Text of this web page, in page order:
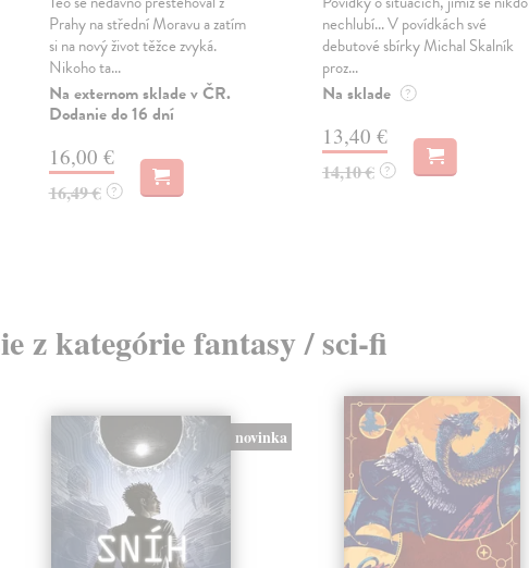
Prahy na střední Moravu a zatím
si na nový život těžce zvyká.
Nikoho ta...
Na externom sklade v ČR.
Dodanie do 16 dní
16,00 €
16,49 € ?
nechlubí... V povídkách své
debutové sbírky Michal Skalník
proz...
Na sklade ?
13,40 €
14,10 € ?
z kategórie fantasy / sci-fi
novinka